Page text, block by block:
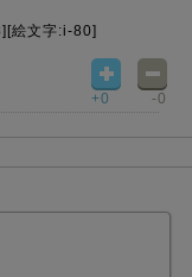
絵文字:i-80]
+0 -0